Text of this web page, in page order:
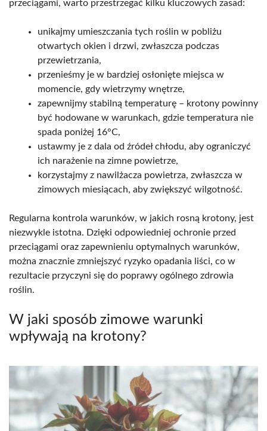
przeciągami, warto przestrzegać kilku kluczowych zasad:
unikajmy umieszczania tych roślin w pobliżu
otwartych okien i drzwi, zwłaszcza podczas
przewietrzania,
przenieśmy je w bardziej osłonięte miejsca w
momencie, gdy wietrzymy wnętrze,
zapewnijmy stabilną temperaturę – krotony powinny
być hodowane w warunkach, gdzie temperatura nie
spada poniżej 16°C,
ustawmy je z dala od źródeł chłodu, aby ograniczyć
ich narażenie na zimne powietrze,
korzystajmy z nawilżacza powietrza, zwłaszcza w
zimowych miesiącach, aby zwiększyć wilgotność.
Regularna kontrola warunków, w jakich rosną krotony, jest
niezwykle istotna. Dzięki odpowiedniej ochronie przed
przeciągami oraz zapewnieniu optymalnych warunków,
można znacznie zmniejszyć ryzyko opadania liści, co w
rezultacie przyczyni się do poprawy ogólnego zdrowia
roślin.
W jaki sposób zimowe warunki
wpływają na krotony?